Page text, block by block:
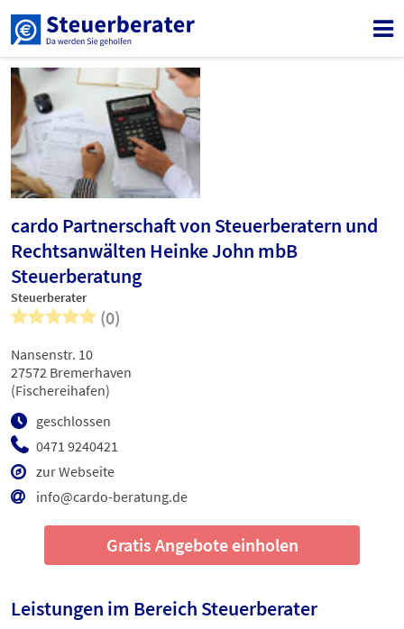
cardo Partnerschaft von Steuerberatern und
Rechtsanwälten Heinke John mbB
Steuerberatung
Steuerberater
(0)
0471 9240421
zur Webseite
info@cardo-beratung.de
geschlossen
Nansenstr. 10
27572 Bremerhaven
(Fischereihafen)
Gratis Angebote einholen
Leistungen im Bereich Steuerberater